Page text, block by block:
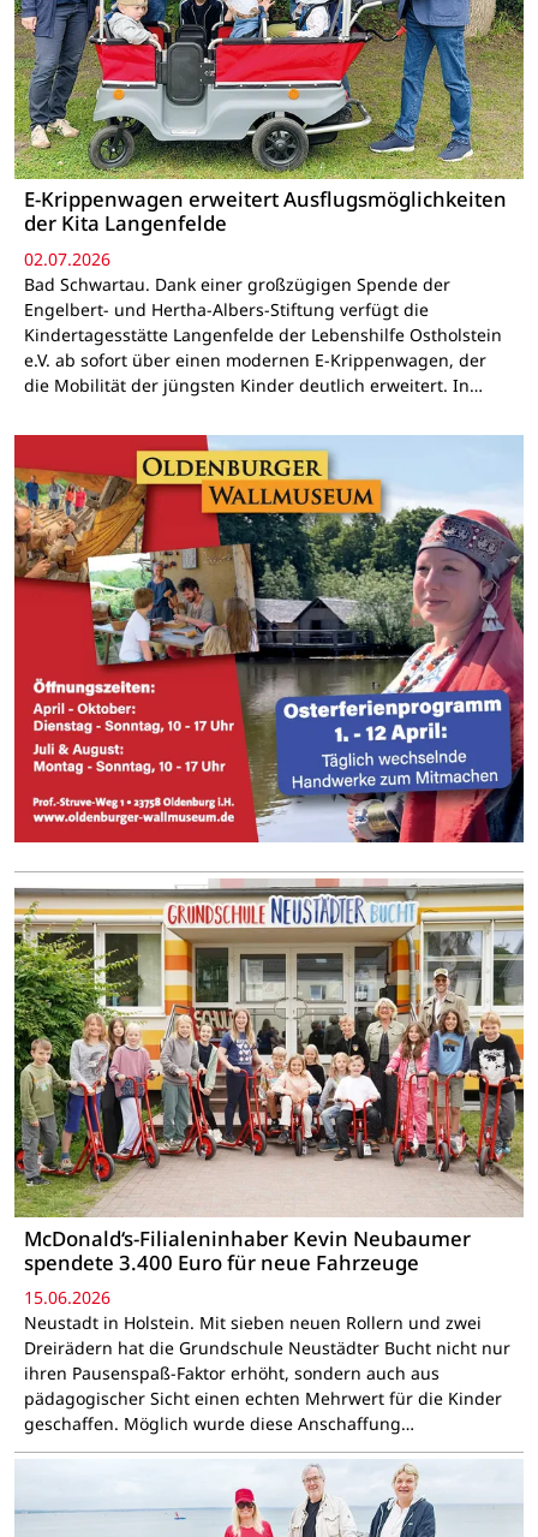
E-Krippenwagen erweitert Ausflugsmöglichkeiten
der Kita Langenfelde
02.07.2026
Bad Schwartau. Dank einer großzügigen Spende der
Engelbert- und Hertha-Albers-Stiftung verfügt die
Kindertagesstätte Langenfelde der Lebenshilfe Ostholstein
e.V. ab sofort über einen modernen E-Krippenwagen, der
die Mobilität der jüngsten Kinder deutlich erweitert. In…
McDonald‘s-Filialeninhaber Kevin Neubaumer
spendete 3.400 Euro für neue Fahrzeuge
15.06.2026
Neustadt in Holstein. Mit sieben neuen Rollern und zwei
Dreirädern hat die Grundschule Neustädter Bucht nicht nur
ihren Pausenspaß-Faktor erhöht, sondern auch aus
pädagogischer Sicht einen echten Mehrwert für die Kinder
geschaffen. Möglich wurde diese Anschaffung…